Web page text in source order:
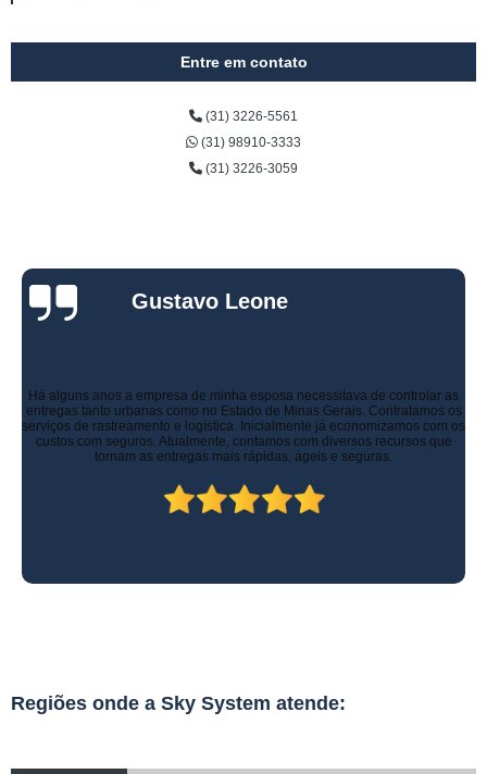
Entre em contato
(31) 3226-5561
(31) 98910-3333
(31) 3226-3059
Gustavo Leone
Há alguns anos a empresa de minha esposa necessitava de controlar as
entregas tanto urbanas como no Estado de Minas Gerais. Contratamos os
serviços de rastreamento e logística. Inicialmente já economizamos com os
custos com seguros. Atualmente, contamos com diversos recursos que
tornam as entregas mais rápidas, ágeis e seguras.
Regiões onde a Sky System atende: